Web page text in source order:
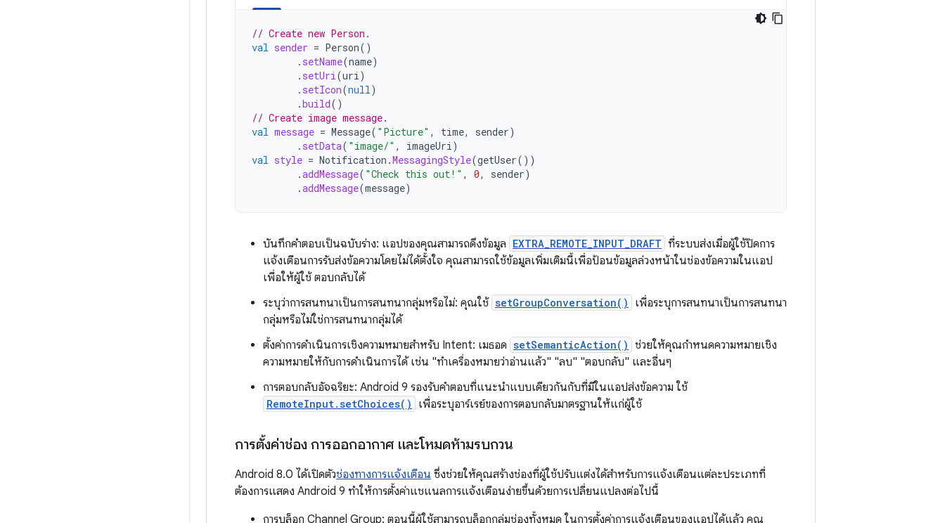
// Create new Person.
val sender = Person()
. setName(name)
. setUri (uri )
. setIcon(null )
.build()
// Create image message.
val message = Message( "Picture" , time, sender)
. setData( "image/" , imageUri )
val style = Notification .MessagingStyle(getUser())
.addMessage( "Check this out!" , 0, sender)
.addMessage(message)
บันทึกคำตอบเป็นฉบับร่าง: แอปของคุณสามารถดึงข้อมูล EXTRA_REMOTE_INPUT_DRAFT ที่ระบบส่งเมื่อผู้ใช้ปิดการ
แจ้งเตือนการรับส่งข้อความโดยไม่ได้ตั้งใจ คุณสามารถใช้ข้อมูลเพิ่มเติมนี้เพื่อป้อนข้อมูลล่วงหน้าในช่องข้อความในแอป
เพื่อให้ผู้ใช้ ตอบกลับได้
ระบุว่าการสนทนาเป็นการสนทนากลุ่มหรือไม่: คุณใช้ setGroupConversation()
เพื่อระบุการสนทนาเป็นการสนทนา
กลุ่มหรือไม่ใช่การสนทนากลุ่มได้
ตั้งค่าการดำเนินการเชิงความหมายสำหรับ Intent: เมธอด setSemanticAction() ช่วยให้คุณกำหนดความหมายเชิง
ความหมายให้กับการดำเนินการได้ เช่น "ทำเครื่องหมายว่าอ่านแล้ว" "ลบ" "ตอบกลับ" และอื่นๆ
การตอบกลับอัจฉริยะ: Android 9 รองรับคำตอบที่แนะนำแบบเดียวกันกับที่มีในแอปส่งข้อความ ใช้
RemoteInput.setChoices() เพื่อระบุอาร์เรย์ของการตอบกลับมาตรฐานให้แก่ผู้ใช้
การตั้งค่าช่อง การออกอากาศ และโหมดห้ามรบกวน
Android 8.0 ได้เปิดตัวช่องทางการแจ้งเตือน ซึ่งช่วยให้คุณสร้างช่องที่ผู้ใช้ปรับแต่งได้สำหรับการแจ้งเตือนแต่ละประเภทที่
ต้องการแสดง Android 9 ทำให้การตั้งค่าแชแนลการแจ้งเตือนง่ายขึ้นด้วยการเปลี่ยนแปลงต่อไปนี้
การบล็อก Channel Group: ตอนนี้ผู้ใช้สามารถบล็อกกลุ่มช่องทั้งหมด ในการตั้งค่าการแจ้งเตือนของแอปได้แล้ว คุณ